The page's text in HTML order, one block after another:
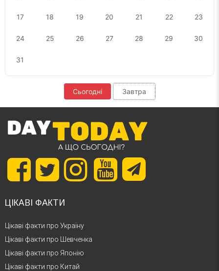
17 18 19 20 21 22 23
24 25 26 27 28 29 30
31
Сьогодні Завтра
ЦІКАВІ ФАКТИ
Цікаві факти про Україну
Цікаві факти про Шевченка
Цікаві факти про Японію
Цікаві факти про Китай